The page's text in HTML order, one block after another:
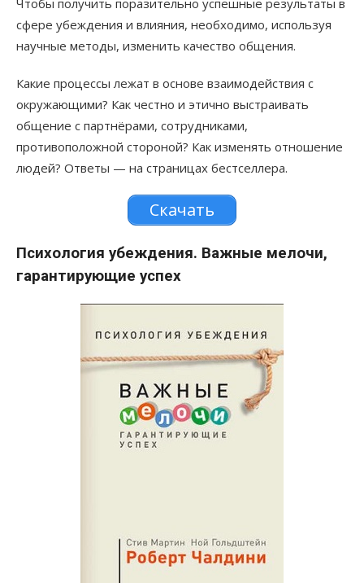
Чтобы получить поразительно успешные результаты в
сфере убеждения и влияния, необходимо, используя
научные методы, изменить качество общения.
Какие процессы лежат в основе взаимодействия с
окружающими? Как честно и этично выстраивать
общение с партнёрами, сотрудниками,
противоположной стороной? Как изменять отношение
людей? Ответы — на страницах бестселлера.
Скачать
Психология убеждения. Важные мелочи,
гарантирующие успех